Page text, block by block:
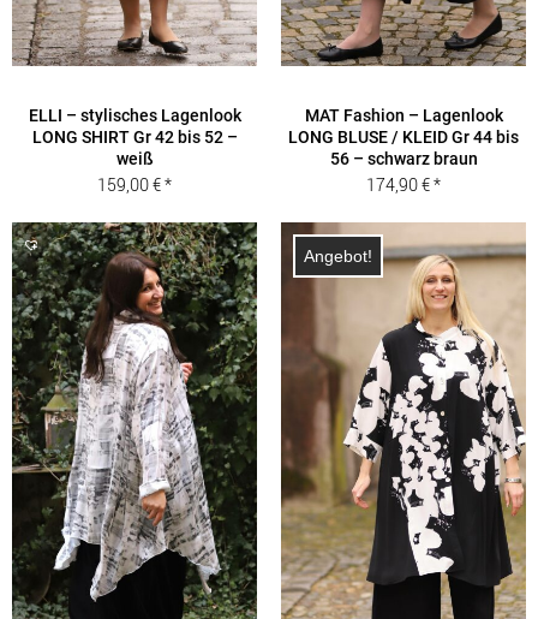
ELLI – stylisches Lagenlook
LONG SHIRT Gr 42 bis 52 –
weiß
159,00€
MAT Fashion – Lagenlook
LONG BLUSE / KLEID Gr 44 bis
56 – schwarz braun
174,90€
Angebot!